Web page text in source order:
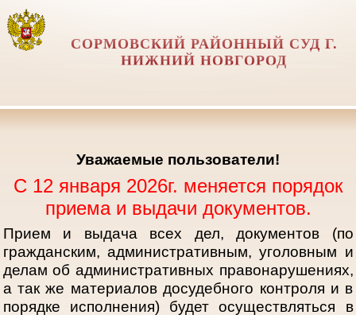
СОРМОВСКИЙ РАЙОННЫЙ СУД Г.
НИЖНИЙ НОВГОРОД
Уважаемые пользователи!
С 12 января 2026г. меняется порядок
приема и выдачи документов.
Прием и выдача всех дел, документов (по
гражданским, административным, уголовным и
делам об административных правонарушениях,
а так же материалов досудебного контроля и в
порядке исполнения) будет осуществляться в